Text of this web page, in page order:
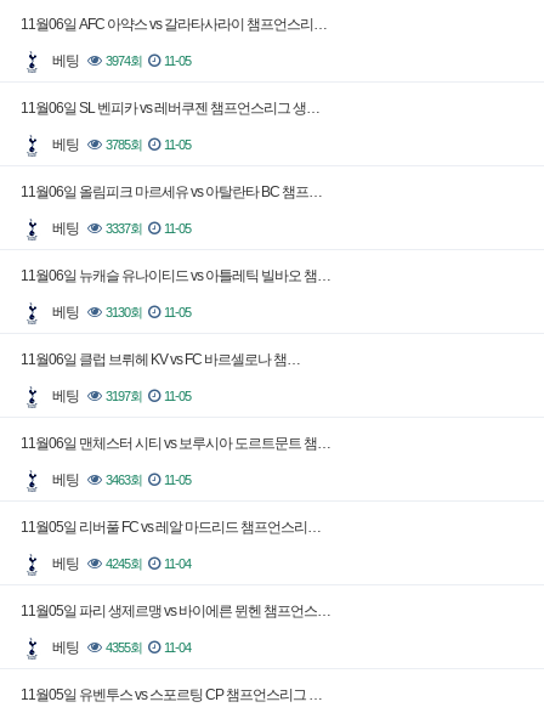
11월06일 AFC 아약스 vs 갈라타사라이 챔프언스리…
베팅 3974회 11-05
11월06일 SL 벤피카 vs 레버쿠젠 챔프언스리그 생…
베팅 3785회 11-05
11월06일 올림피크 마르세유 vs 아탈란타 BC 챔프…
베팅 3337회 11-05
11월06일 뉴캐슬 유나이티드 vs 아틀레틱 빌바오 챔…
베팅 3130회 11-05
11월06일 클럽 브뤼헤 KV vs FC 바르셀로나 챔…
베팅 3197회 11-05
11월06일 맨체스터 시티 vs 보루시아 도르트문트 챔…
베팅 3463회 11-05
11월05일 리버풀 FC vs 레알 마드리드 챔프언스리…
베팅 4245회 11-04
11월05일 파리 생제르맹 vs 바이에른 뮌헨 챔프언스…
베팅 4355회 11-04
11월05일 유벤투스 vs 스포르팅 CP 챔프언스리그 …